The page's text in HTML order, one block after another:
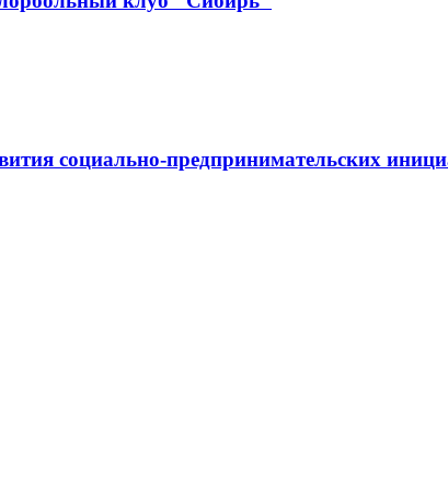
социально-предпринимательских